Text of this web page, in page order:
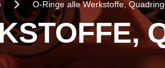
O-Ringe alle Werkstoffe,